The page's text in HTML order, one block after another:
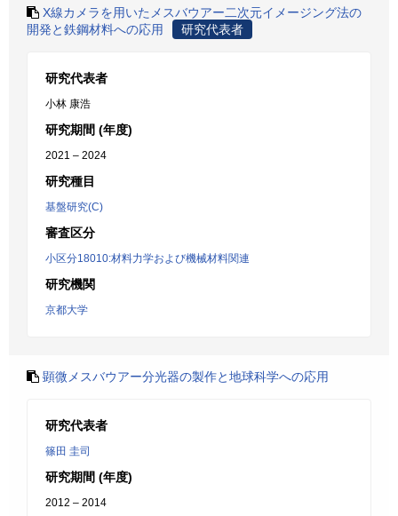
X線カメラを用いたメスバウアー二次元イメージング法の
開発と鉄鋼材料への応用
研究代表者
研究代表者
小林 康浩
研究期間 (年度)
2021 – 2024
研究種目
基盤研究(C)
審査区分
小区分18010:材料力学および機械材料関連
研究機関
京都大学
顕微メスバウアー分光器の製作と地球科学への応用
研究代表者
篠田 圭司
研究期間 (年度)
2012 – 2014